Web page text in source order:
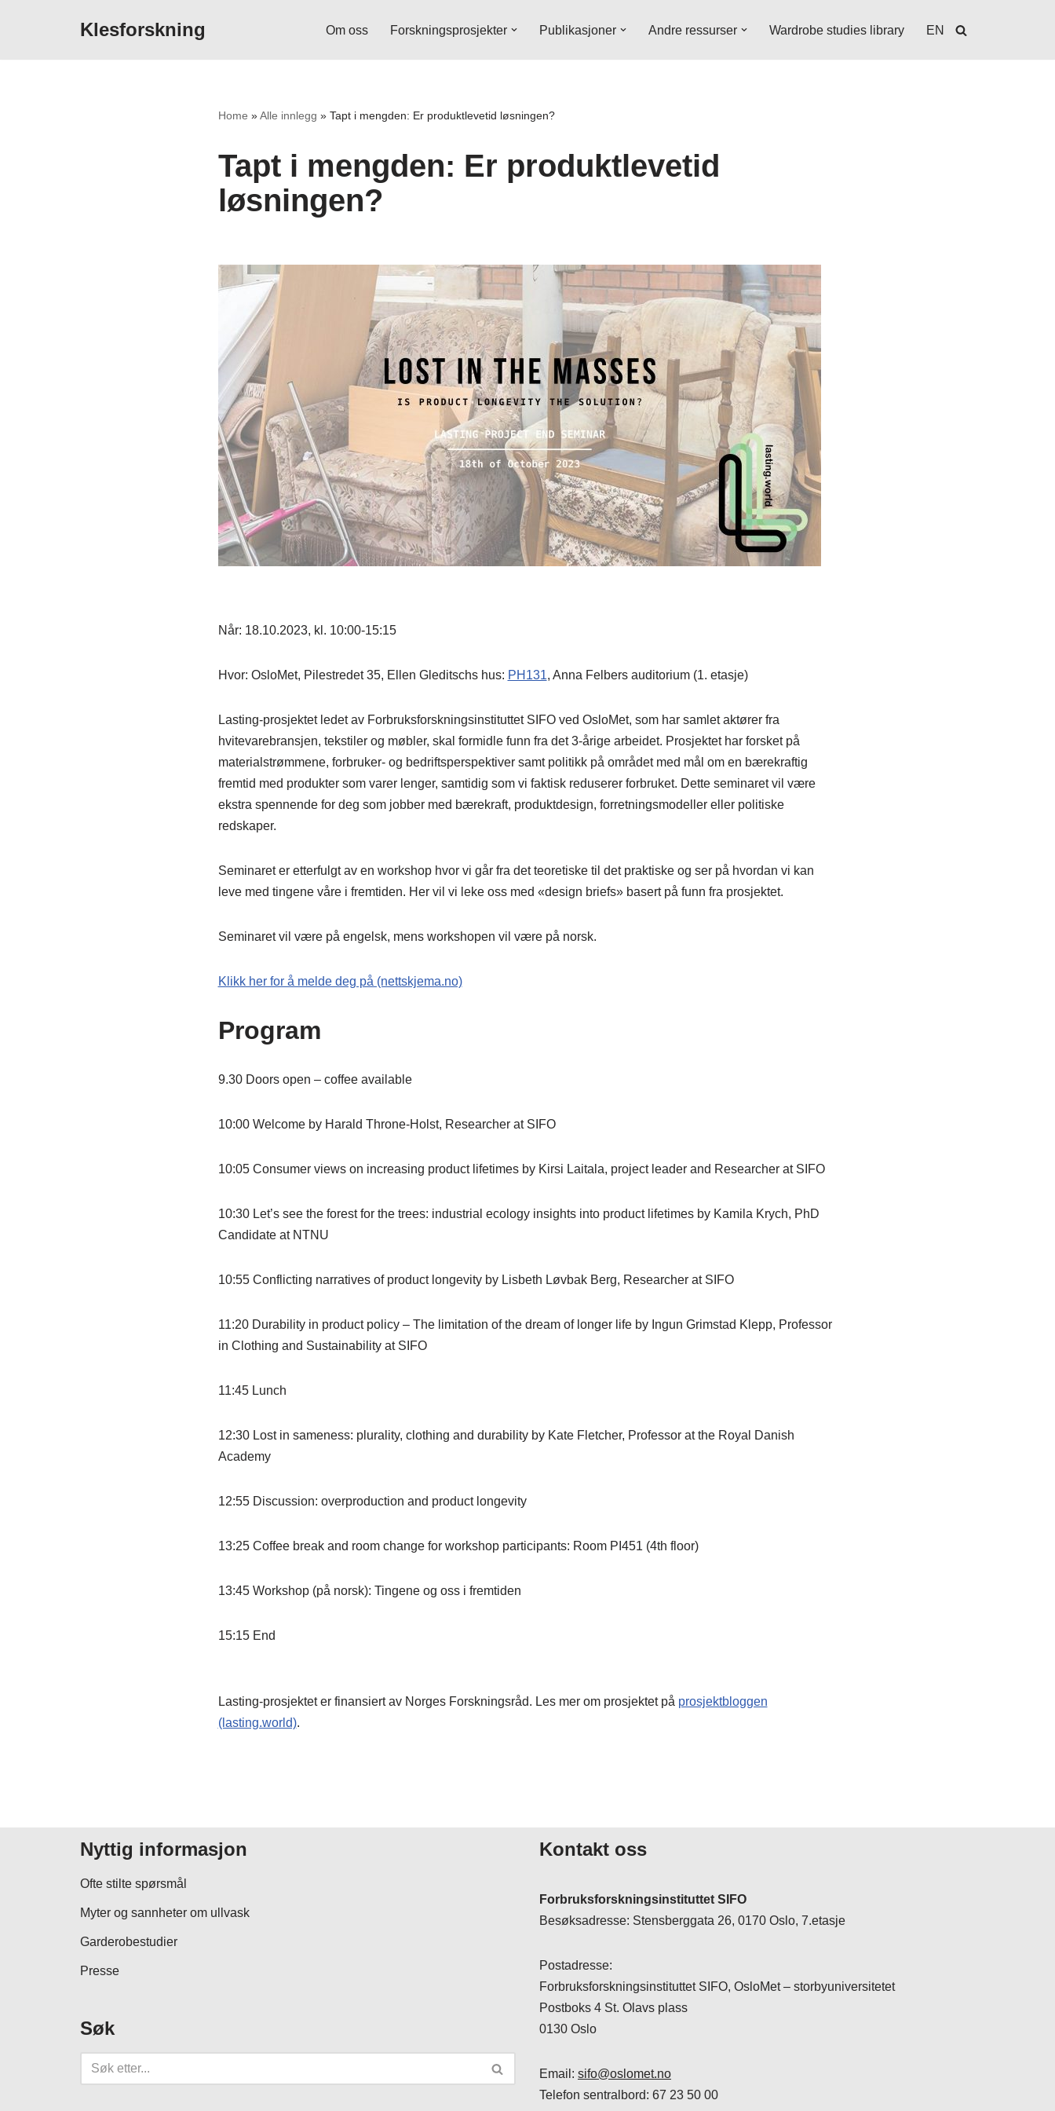
Klesforskning Om oss Forskningsprosjekter Publikasjoner Andre ressurser Wardrobe studies library EN
Home »Alle innlegg » Tapt i mengden: Er produktlevetid løsningen?
Tapt i mengden: Er produktlevetid
løsningen?
Når: 18.10.2023, kl. 10:00-15:15
Hvor: OsloMet, Pilestredet 35, Ellen Gleditschs hus: PH131, Anna Felbers auditorium (1. etasje)
Lasting-prosjektet ledet av Forbruksforskningsinstituttet SIFO ved OsloMet, som har samlet aktører fra
hvitevarebransjen, tekstiler og møbler, skal formidle funn fra det 3-årige arbeidet. Prosjektet har forsket på
materialstrømmene, forbruker- og bedriftsperspektiver samt politikk på området med mål om en bærekraftig
fremtid med produkter som varer lenger, samtidig som vi faktisk reduserer forbruket. Dette seminaret vil være
ekstra spennende for deg som jobber med bærekraft, produktdesign, forretningsmodeller eller politiske
redskaper.
Seminaret er etterfulgt av en workshop hvor vi går fra det teoretiske til det praktiske og ser på hvordan vi kan
leve med tingene våre i fremtiden. Her vil vi leke oss med «design briefs» basert på funn fra prosjektet.
Seminaret vil være på engelsk, mens workshopen vil være på norsk.
Klikk her for å melde deg på (nettskjema.no)
Program
9.30 Doors open – coffee available
10:00 Welcome by Harald Throne-Holst, Researcher at SIFO
10:05 Consumer views on increasing product lifetimes by Kirsi Laitala, project leader and Researcher at SIFO
10:30 Let’s see the forest for the trees: industrial ecology insights into product lifetimes by Kamila Krych, PhD
Candidate at NTNU
10:55 Conflicting narratives of product longevity by Lisbeth Løvbak Berg, Researcher at SIFO
11:20 Durability in product policy – The limitation of the dream of longer life by Ingun Grimstad Klepp, Professor
in Clothing and Sustainability at SIFO
11:45 Lunch
12:30 Lost in sameness: plurality, clothing and durability by Kate Fletcher, Professor at the Royal Danish
Academy
12:55 Discussion: overproduction and product longevity
13:25 Coffee break and room change for workshop participants: Room PI451 (4th floor)
13:45 Workshop (på norsk): Tingene og oss i fremtiden
15:15 End
Lasting-prosjektet er finansiert av Norges Forskningsråd. Les mer om prosjektet på prosjektbloggen
(lasting.world).
Nyttig informasjon
Ofte stilte spørsmål
Myter og sannheter om ullvask
Garderobestudier
Presse
Søk
Kontakt oss
Forbruksforskningsinstituttet SIFO
Besøksadresse: Stensberggata 26, 0170 Oslo, 7.etasje
Postadresse:
Forbruksforskningsinstituttet SIFO, OsloMet – storbyuniversitetet
Postboks 4 St. Olavs plass
0130 Oslo
Email: sifo@oslomet.no
Telefon sentralbord: 67 23 50 00